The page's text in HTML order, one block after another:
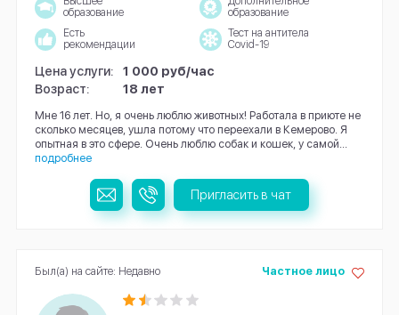
образование
образование
Есть
рекомендации
Тест на антитела
Covid-19
Цена услуги:
1 000 руб/час
Возраст:
18 лет
Мне 16 лет. Но, я очень люблю животных! Работала в приюте не
сколько месяцев, ушла потому что переехали в Кемерово. Я
опытная в это сфере. Очень люблю собак и кошек, у самой...
подробнее
Пригласить в чат
Частное лицо
Был(а) на сайте: Недавно